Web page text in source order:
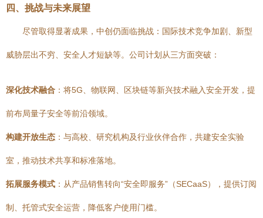
四、挑战与未来展望
尽管取得显著成果，中创仍面临挑战：国际技术竞争加剧、新型
威胁层出不穷、安全人才短缺等。公司计划从三方面突破：
深化技术融合 ：将5G、物联网、区块链等新兴技术融入安全开发，提
前布局量子安全等前沿领域。
构建开放生态 ：与高校、研究机构及行业伙伴合作，共建安全实验
室，推动技术共享和标准落地。
拓展服务模式 ：从产品销售转向“安全即服务”（SECaaS），提供订阅
制、托管式安全运营，降低客户使用门槛。